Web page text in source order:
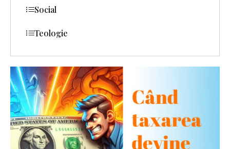
Social
Teologie